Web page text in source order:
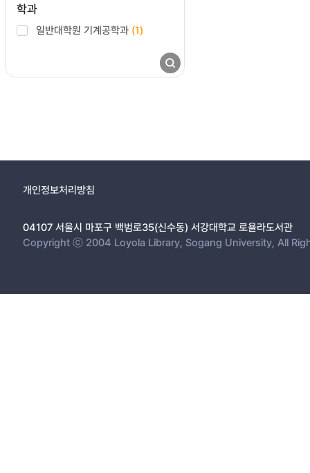
학과
일반대학원 기계공학과 (1)
개인정보처리방침
04107 서울시 마포구 백범로35(신수동) 서강대학교 로욜라도서관
Copyright ⓒ 2004 Loyola Library, Sogang University, All